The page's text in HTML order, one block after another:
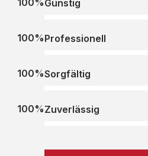
Günstig
Professionell
100%
Sorgfältig
100%
Zuverlässig
100%